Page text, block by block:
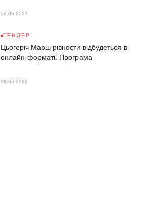
06.05.2021
ГЕНДЕР
Цьогоріч Марш рівности відбудеться в
онлайн-форматі. Програма
28.05.2020